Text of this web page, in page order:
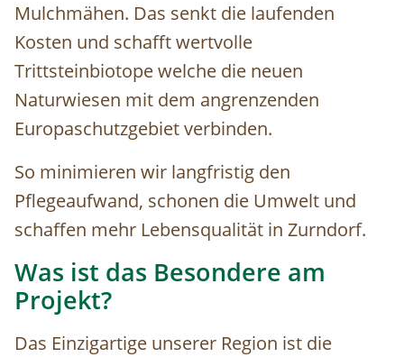
Mulchmähen. Das senkt die laufenden
Kosten und schafft wertvolle
Trittsteinbiotope welche die neuen
Naturwiesen mit dem angrenzenden
Europaschutzgebiet verbinden.
So minimieren wir langfristig den
Pflegeaufwand, schonen die Umwelt und
schaffen mehr Lebensqualität in Zurndorf.
Was ist das Besondere am
Projekt?
Das Einzigartige unserer Region ist die